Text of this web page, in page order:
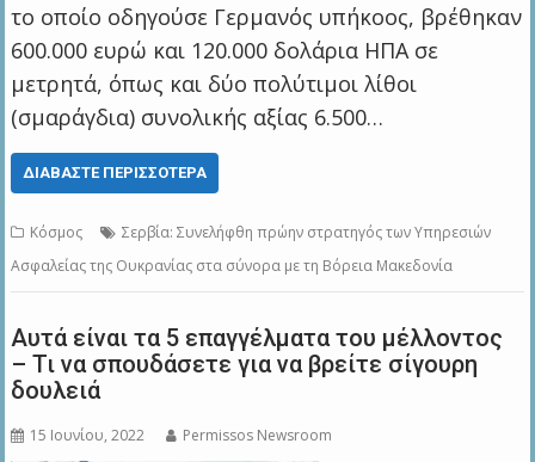
το οποίο οδηγούσε Γερμανός υπήκοος, βρέθηκαν
600.000 ευρώ και 120.000 δολάρια ΗΠΑ σε
μετρητά, όπως και δύο πολύτιμοι λίθοι
(σμαράγδια) συνολικής αξίας 6.500…
ΔΙΑΒΆΣΤΕ ΠΕΡΙΣΣΌΤΕΡΑ
Κόσμος
Σερβία: Συνελήφθη πρώην στρατηγός των Υπηρεσιών
Ασφαλείας της Ουκρανίας στα σύνορα με τη Βόρεια Μακεδονία
Αυτά είναι τα 5 επαγγέλματα του μέλλοντος
– Τι να σπουδάσετε για να βρείτε σίγουρη
δουλειά
15 Ιουνίου, 2022 Permissos Newsroom